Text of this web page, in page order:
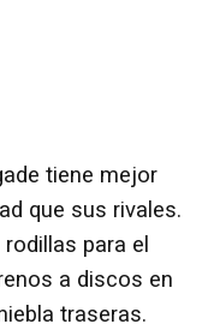
tiene mejor
que sus rivales.
para el
a discos en
traseras.